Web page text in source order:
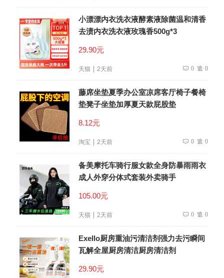
小漂漂内衣洗衣液酵素液除菌温和清香
去渍内衣洗衣液玫瑰香500g*3
29.90元
天猫 2天前 0 0
藤席坐垫夏季办公室凉席客厅椅子餐椅
垫凳子坐垫加厚夏天款屁股垫
8.12元
淘宝 2天前 0 0
备美摩托车骑行服女款全身防暴雨雨衣
成人外穿分体式套装外卖骑手
105.00元
天猫 2天前 0 0
Exello厨房重油污清洁剂强力去污瞬间
瓦解全屋厨房清洁厨房清洁剂
29.90元